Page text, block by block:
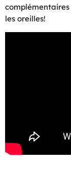
les oreilles!